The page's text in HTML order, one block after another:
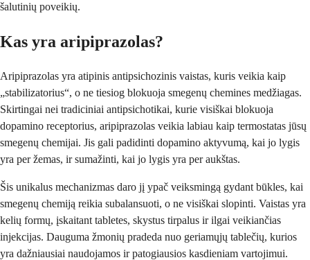
šalutinių poveikių.
Kas yra aripiprazolas?
Aripiprazolas yra atipinis antipsichozinis vaistas, kuris veikia kaip
„stabilizatorius“, o ne tiesiog blokuoja smegenų chemines medžiagas.
Skirtingai nei tradiciniai antipsichotikai, kurie visiškai blokuoja
dopamino receptorius, aripiprazolas veikia labiau kaip termostatas jūsų
smegenų chemijai. Jis gali padidinti dopamino aktyvumą, kai jo lygis
yra per žemas, ir sumažinti, kai jo lygis yra per aukštas.
Šis unikalus mechanizmas daro jį ypač veiksmingą gydant būkles, kai
smegenų chemiją reikia subalansuoti, o ne visiškai slopinti. Vaistas yra
kelių formų, įskaitant tabletes, skystus tirpalus ir ilgai veikiančias
injekcijas. Dauguma žmonių pradeda nuo geriamųjų tablečių, kurios
yra dažniausiai naudojamos ir patogiausios kasdieniam vartojimui.